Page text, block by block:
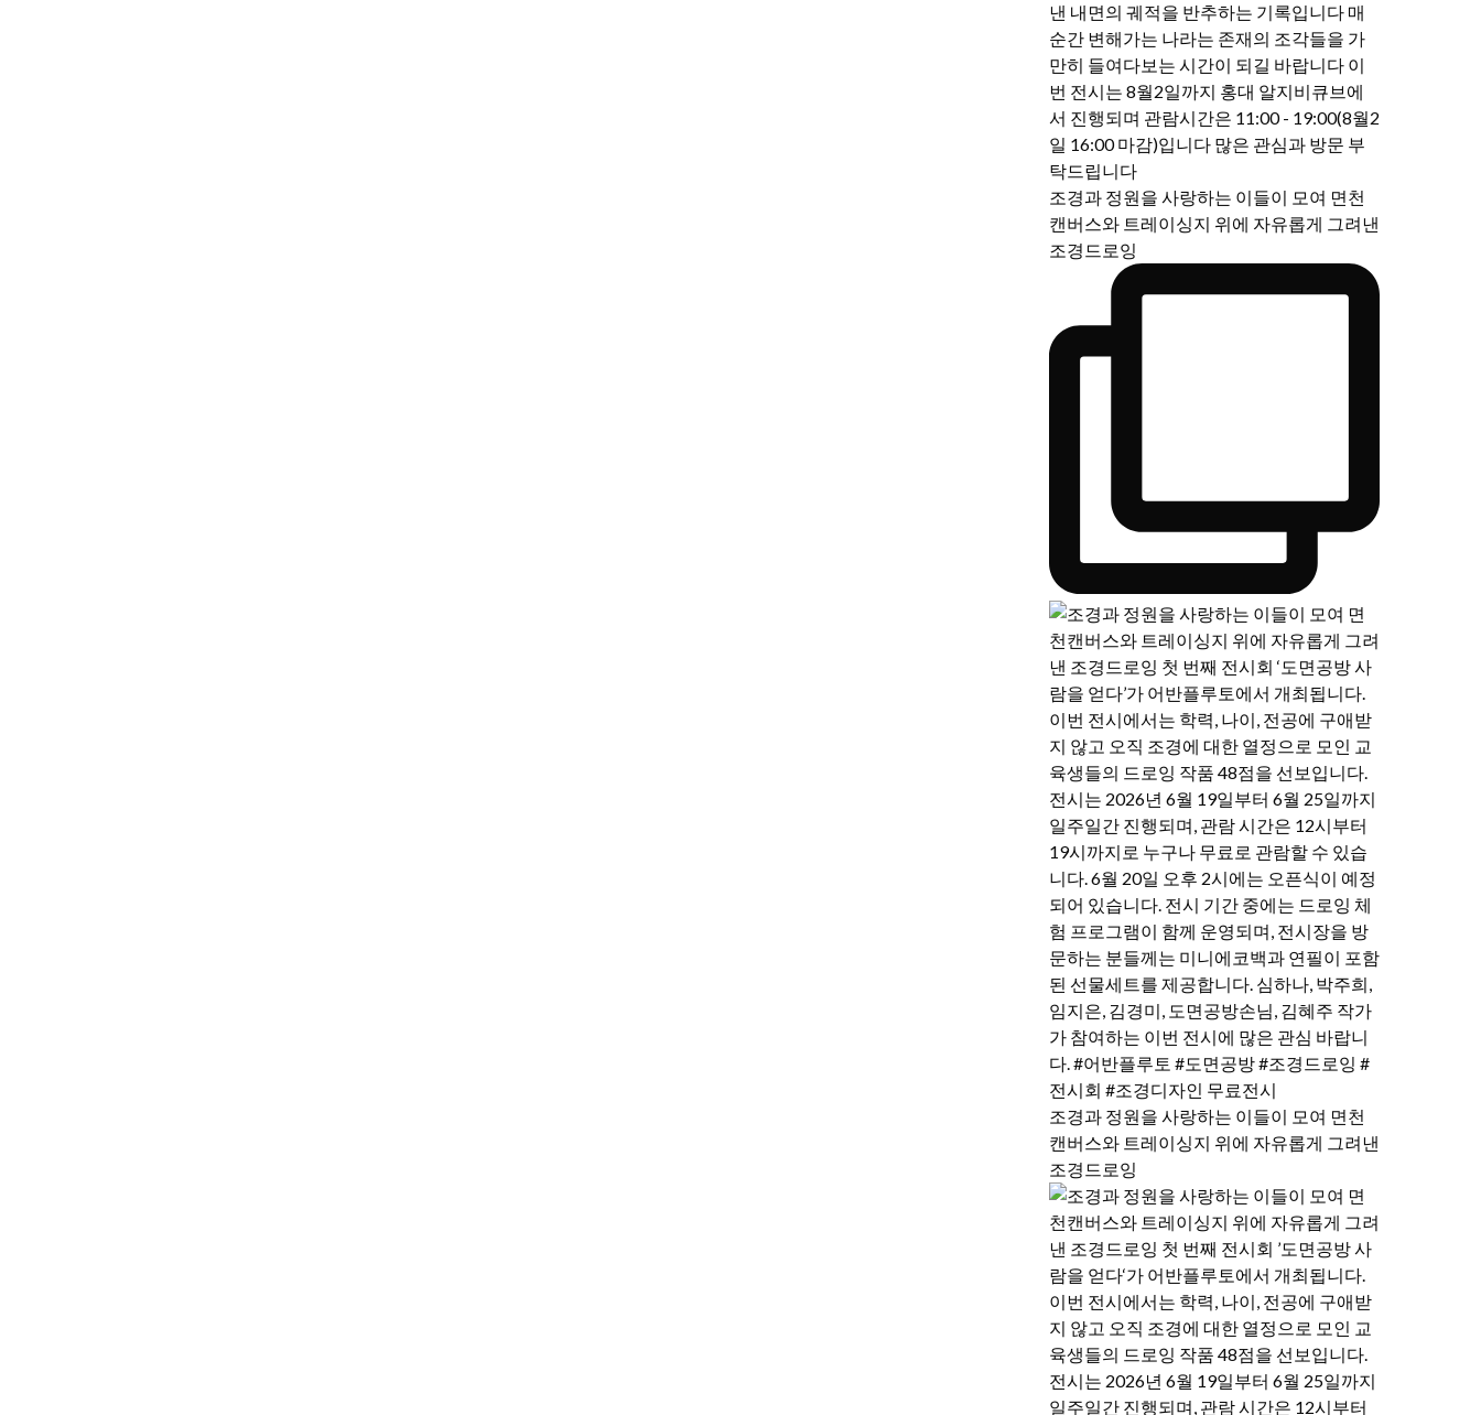
조경과 정원을 사랑하는 이들이 모여 면천
캔버스와 트레이싱지 위에 자유롭게 그려낸
조경드로잉
조경과 정원을 사랑하는 이들이 모여 면천
캔버스와 트레이싱지 위에 자유롭게 그려낸
조경드로잉